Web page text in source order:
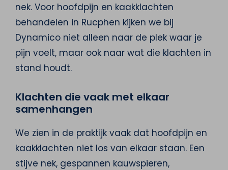
nek. Voor hoofdpijn en kaakklachten
behandelen in Rucphen kijken we bij
Dynamico niet alleen naar de plek waar je
pijn voelt, maar ook naar wat die klachten in
stand houdt.
Klachten die vaak met elkaar
samenhangen
We zien in de praktijk vaak dat hoofdpijn en
kaakklachten niet los van elkaar staan. Een
stijve nek, gespannen kauwspieren,